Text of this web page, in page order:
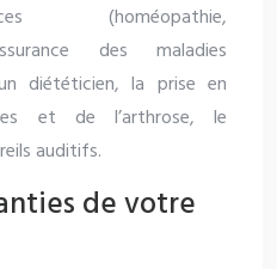
(homéopathie,
des maladies
diététicien, la prise en
et de l’arthrose, le
auditifs.
de votre